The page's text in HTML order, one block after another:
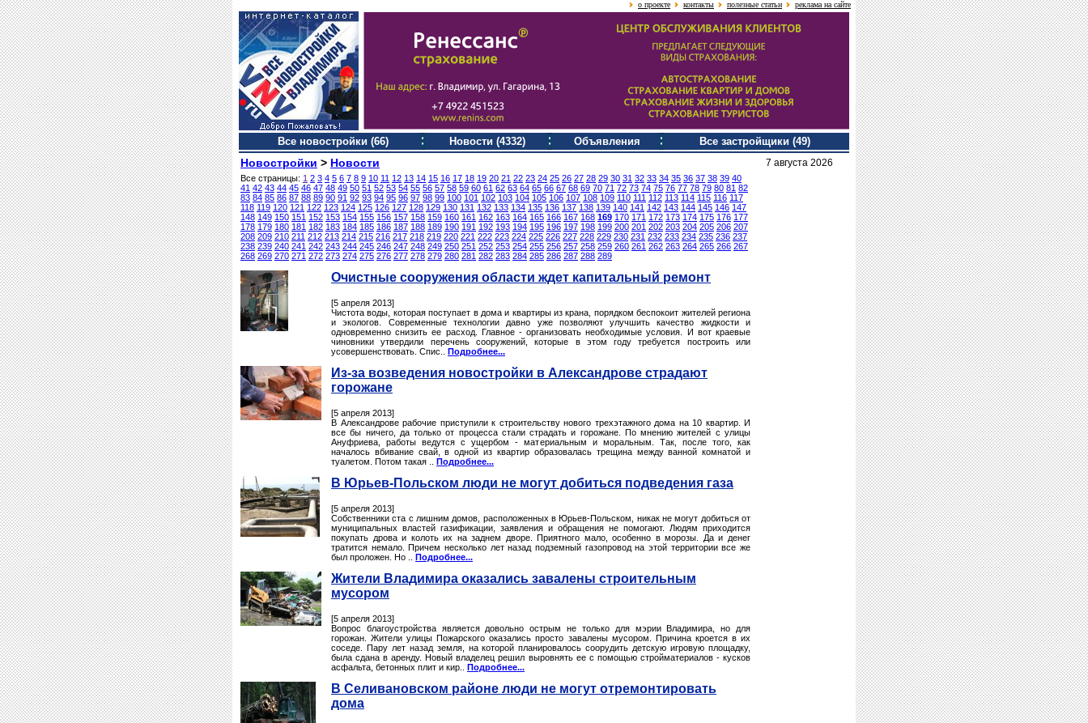
о проекте контакты полезные статьи реклама на сайте
Все новостройки (66) Новости (4332) Объявления Все застройщики (49)
Новостройки > Новости 7 августа 2026
Все страницы: 1 2 3 4 5 6 7 8 9 10 11 12 13 14 15 16 17 18 19 20 21 22 23 24 25 26 27 28 29 30 31 32 33 34 35 36 37 38 39 40
41 42 43 44 45 46 47 48 49 50 51 52 53 54 55 56 57 58 59 60 61 62 63 64 65 66 67 68 69 70 71 72 73 74 75 76 77 78 79 80 81 82
83 84 85 86 87 88 89 90 91 92 93 94 95 96 97 98 99 100 101 102 103 104 105 106 107 108 109 110 111 112 113 114 115 116 117
118 119 120 121 122 123 124 125 126 127 128 129 130 131 132 133 134 135 136 137 138 139 140 141 142 143 144 145 146 147
148 149 150 151 152 153 154 155 156 157 158 159 160 161 162 163 164 165 166 167 168 169 170 171 172 173 174 175 176 177
178 179 180 181 182 183 184 185 186 187 188 189 190 191 192 193 194 195 196 197 198 199 200 201 202 203 204 205 206 207
208 209 210 211 212 213 214 215 216 217 218 219 220 221 222 223 224 225 226 227 228 229 230 231 232 233 234 235 236 237
238 239 240 241 242 243 244 245 246 247 248 249 250 251 252 253 254 255 256 257 258 259 260 261 262 263 264 265 266 267
268 269 270 271 272 273 274 275 276 277 278 279 280 281 282 283 284 285 286 287 288 289
Очистные сооружения области ждет капитальный ремонт
[5 апреля 2013]
Чистота воды, которая поступает в дома и квартиры из крана, порядком беспокоит жителей региона
и экологов. Современные технологии давно уже позволяют улучшить качество жидкости и
одновременно снизить ее расход. Главное - организовать необходимые условия. И вот краевые
чиновники утвердили перечень сооружений, которые в этом году требуется построить или
усовершенствовать. Спис.. Подробнее...
Из-за возведения новостройки в Александрове страдают
горожане
[5 апреля 2013]
В Александрове рабочие приступили к строительству нового трехэтажного дома на 10 квартир. И
все бы ничего, да только от процесса стали страдать и горожане. По мнению жителей с улицы
Ануфриева, работы ведутся с ущербом - материальным и моральным. Так, после того, как
началось вбивание свай, в одной из квартир образовалась трещина между ванной комнатой и
туалетом. Потом такая .. Подробнее...
В Юрьев-Польском люди не могут добиться подведения газа
[5 апреля 2013]
Собственники ста с лишним домов, расположенных в Юрьев-Польском, никак не могут добиться от
муниципальных властей газификации, заявления и обращения не помогают. Людям приходится
покупать дрова и колоть их на заднем дворе. Приятного мало, особенно в морозы. Да и денег
тратится немало. Причем несколько лет назад подземный газопровод на этой территории все же
был проложен. Но .. Подробнее...
Жители Владимира оказались завалены строительным
мусором
[5 апреля 2013]
Вопрос благоустройства является довольно острым не только для мэрии Владимира, но для
горожан. Жители улицы Пожарского оказались просто завалены мусором. Причина кроется в их
соседе. Пару лет назад земля, на которой планировалось соорудить детскую игровую площадку,
была сдана в аренду. Новый владелец решил выровнять ее с помощью стройматериалов - кусков
асфальта, бетонных плит и кир.. Подробнее...
В Селивановском районе люди не могут отремонтировать
дома